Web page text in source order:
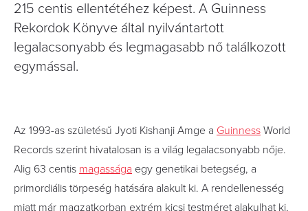
215 centis ellentétéhez képest. A Guinness
Rekordok Könyve által nyilvántartott
legalacsonyabb és legmagasabb nő találkozott
egymással.
Az 1993-as születésű Jyoti Kishanji Amge a Guinness World
Records szerint hivatalosan is a világ legalacsonyabb nője.
Alig 63 centis magassága egy genetikai betegség, a
primordiális törpeség hatására alakult ki. A rendellenesség
miatt már magzatkorban extrém kicsi testméret alakulhat ki,